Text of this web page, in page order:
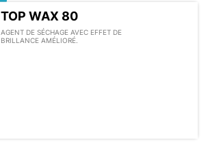
TOP WAX 80
AGENT DE SÉCHAGE AVEC EFFET DE
BRILLANCE AMÉLIORÉ.